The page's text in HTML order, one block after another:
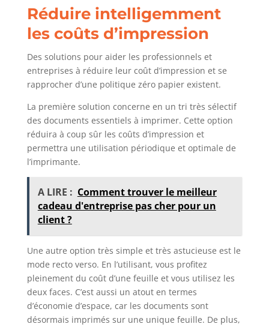
Réduire intelligemment
les coûts d’impression
Des solutions pour aider les professionnels et
entreprises à réduire leur coût d’impression et se
rapprocher d’une politique zéro papier existent.
La première solution concerne en un tri très sélectif
des documents essentiels à imprimer. Cette option
réduira à coup sûr les coûts d’impression et
permettra une utilisation périodique et optimale de
l’imprimante.
A LIRE : Comment trouver le meilleur
cadeau d'entreprise pas cher pour un
client ?
Une autre option très simple et très astucieuse est le
mode recto verso. En l’utilisant, vous profitez
pleinement du coût d’une feuille et vous utilisez les
deux faces. C’est aussi un atout en termes
d’économie d’espace, car les documents sont
désormais imprimés sur une unique feuille. De plus,